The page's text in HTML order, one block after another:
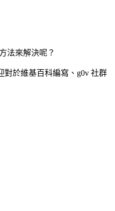
法來解決呢？
對於維基百科編寫、g0v 社群